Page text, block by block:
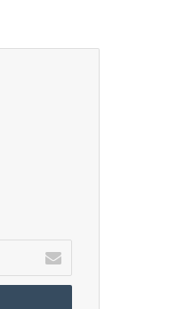
بريدك
الإلكتروني